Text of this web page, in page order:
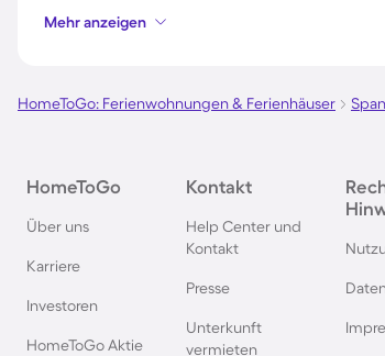
Langzeitmiete in Griechenland
Brava
Langzeitmiete in Andalusien
Langzeitmiete in Cala Ratjada
Mehr anzeigen
HomeToGo: Ferienwohnungen & Ferienhäuser
HomeToGo
Über uns
Karriere
Investoren
HomeToGo Aktie
Kontakt
Help Center und
Kontakt
Presse
Unterkunft
vermieten